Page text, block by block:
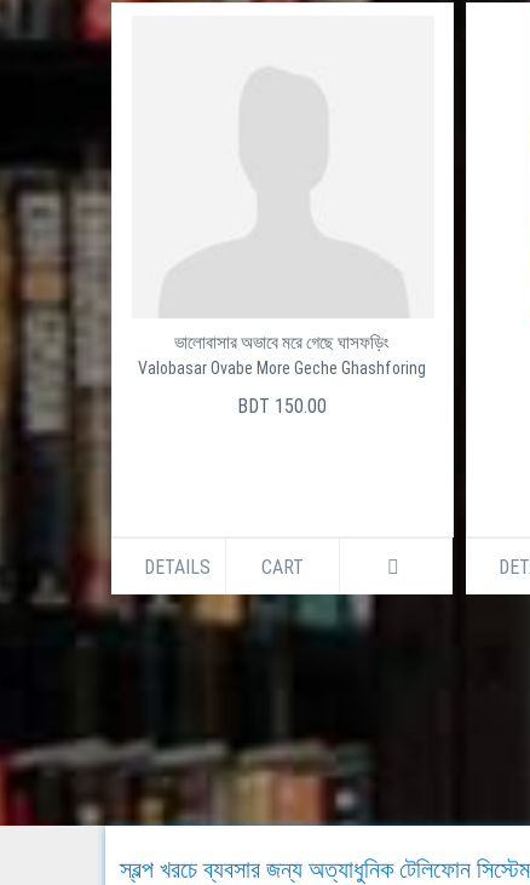
ভালোবাসার অভাবে মরে গেছে ঘাসফড়িং
Valobasar Ovabe More Geche Ghashforing
BDT 150.00
DETAILS CART
স্বল্প খরচে ব্যবসার জন্য অত্যাধুনিক টেলিফোন সিস্টেম